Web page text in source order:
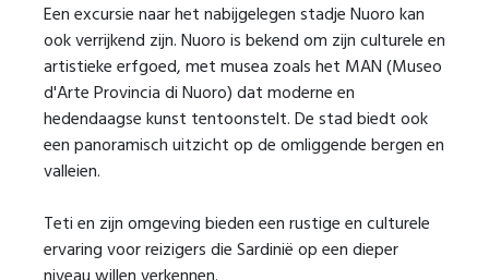
Een excursie naar het nabijgelegen stadje Nuoro kan
ook verrijkend zijn. Nuoro is bekend om zijn culturele en
artistieke erfgoed, met musea zoals het MAN (Museo
d'Arte Provincia di Nuoro) dat moderne en
hedendaagse kunst tentoonstelt. De stad biedt ook
een panoramisch uitzicht op de omliggende bergen en
valleien.
Teti en zijn omgeving bieden een rustige en culturele
ervaring voor reizigers die Sardinië op een dieper